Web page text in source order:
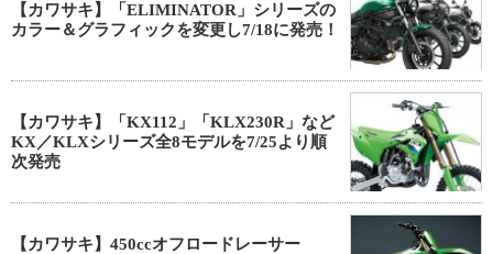
【カワサキ】「ELIMINATOR」シリーズの
カラー＆グラフィックを変更し7/18に発売！
【カワサキ】「KX112」「KLX230R」など
KX／KLXシリーズ全8モデルを7/25より順
次発売
【カワサキ】450ccオフロードレーサー